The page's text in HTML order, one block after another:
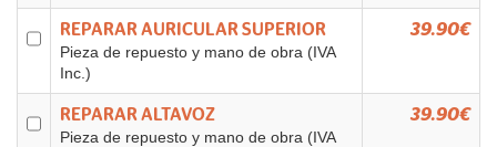
REPARAR AURICULAR SUPERIOR
Pieza de repuesto y mano de obra (IVA
Inc.)
39.90€
REPARAR ALTAVOZ
Pieza de repuesto y mano de obra (IVA
39.90€